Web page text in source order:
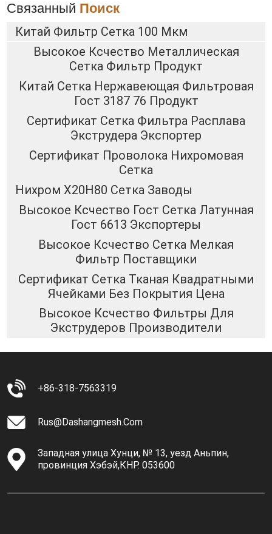
Связанный Поиск
Китай Фильтр Сетка 100 Мкм
Высокое Ксчество Металлическая
Сетка Фильтр Продукт
Китай Сетка Нержавеющая Фильтровая
Гост 3187 76 Продукт
Сертификат Сетка Фильтра Расплава
Экструдера Экспортер
Сертификат Проволока Нихромовая
Сетка
Нихром Х20Н80 Сетка Заводы
Высокое Ксчество Гост Сетка Латунная
Гост 6613 Экспортеры
Высокое Ксчество Сетка Мелкая
Фильтр Поставщики
Сертификат Сетка Тканая Квадратными
Ячейками Без Покрытия Цена
Высокое Ксчество Фильтры Для
Экструдеров Производители
+86-318-7563319
Rus@dashangmesh.com
Западная улица Хунци, № 13, уезд Аньпин,
провинция Хэбэй,КНР. 053600